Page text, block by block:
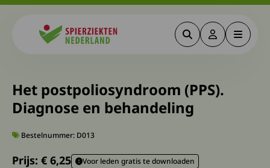
ZoekenDeze link
Menu
Het postpoliosyndroom (PPS).
Diagnose en behandeling
Bestelnummer: D013
Prijs: € 6,25 Voor leden gratis te downloaden